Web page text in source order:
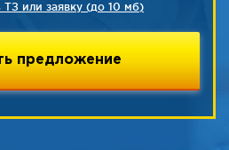
ТЗ или заявку (до 10 мб)